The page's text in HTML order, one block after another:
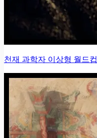
천재 과학자 이상형 월드컵